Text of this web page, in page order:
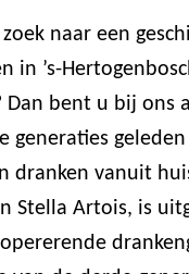
naar een
in ’s-
Dan bent u bij ons
generaties
dranken vanuit
Stella Artois, is